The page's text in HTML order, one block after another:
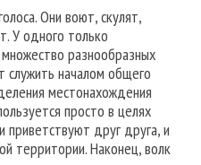
Они воют, скулят,
У одного только
разнообразных
служить началом общего
местонахождения
просто в целях
друг друга, и
территории. Наконец, волк